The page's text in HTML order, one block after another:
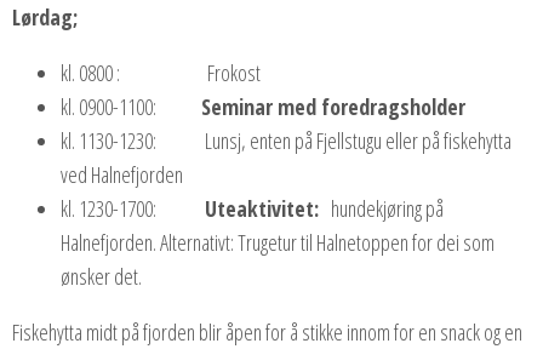
Lørdag;
kl. 0800 : Frokost
kl. 0900-1100: Seminar med foredragsholder
kl. 1130-1230: Lunsj, enten på Fjellstugu eller på fiskehytta
ved Halnefjorden
kl. 1230-1700: Uteaktivitet: hundekjøring på
Halnefjorden. Alternativt: Trugetur til Halnetoppen for dei som
ønsker det.
Fiskehytta midt på fjorden blir åpen for å stikke innom for en snack og en